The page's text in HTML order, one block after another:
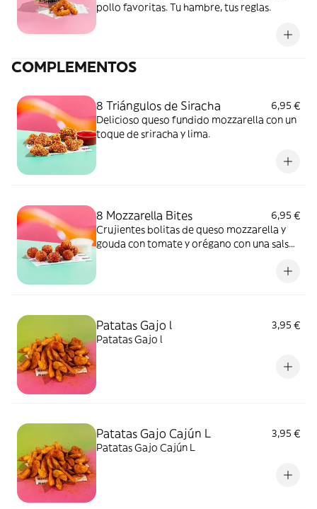
pollo favoritas. Tu hambre, tus reglas.
COMPLEMENTOS
8 Triángulos de Siracha
6,95 €
Delicioso queso fundido mozzarella con un
toque de sriracha y lima.
8 Mozzarella Bites
6,95 €
Crujientes bolitas de queso mozzarella y
gouda con tomate y orégano con una salsa
Patatas Gajo l
3,95 €
Patatas Gajo l
Patatas Gajo Cajún L
3,95 €
Patatas Gajo Cajún L